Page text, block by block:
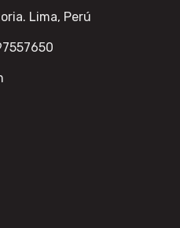
Lima, Perú